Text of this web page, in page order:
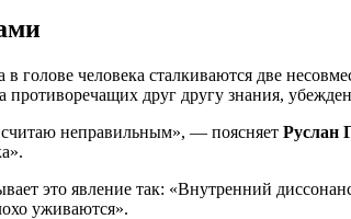
голове человека сталкиваются две
друг другу знания,
неправильным», — поясняет Руслан
это явление так: «Внутренний
уживаются».